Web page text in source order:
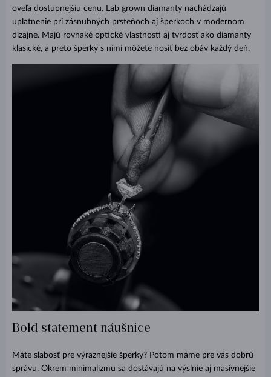
oveľa dostupnejšiu cenu. Lab grown diamanty nachádzajú
uplatnenie pri zásnubných prsteňoch aj šperkoch v modernom
dizajne. Majú rovnaké optické vlastnosti aj tvrdosť ako diamanty
klasické, a preto šperky s nimi môžete nosiť bez obáv každý deň.
Bold statement náušnice
Máte slabosť pre výraznejšie šperky? Potom máme pre vás dobrú
správu. Okrem minimalizmu sa dostávajú na výslnie aj masívnejšie